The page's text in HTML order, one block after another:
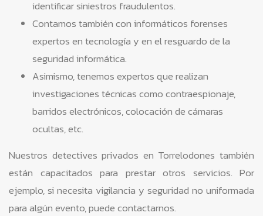
identificar siniestros fraudulentos.
Contamos también con informáticos forenses
expertos en tecnología y en el resguardo de la
seguridad informática.
Asimismo, tenemos expertos que realizan
investigaciones técnicas como contraespionaje,
barridos electrónicos, colocación de cámaras
ocultas, etc.
Nuestros detectives privados en Torrelodones también
están capacitados para prestar otros servicios. Por
ejemplo, si necesita vigilancia y seguridad no uniformada
para algún evento, puede contactarnos.